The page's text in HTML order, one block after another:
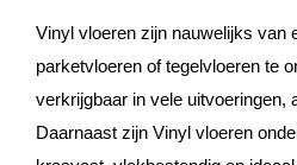
Vinyl vloeren zijn nauwelijks van
parketvloeren of tegelvloeren te
verkrijgbaar in vele uitvoeringen,
Daarnaast zijn Vinyl vloeren